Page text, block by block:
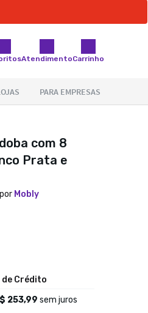
AtendimentoCarrinho
com 8
Prata e
Mobly
de Crédito
253,99 sem juros